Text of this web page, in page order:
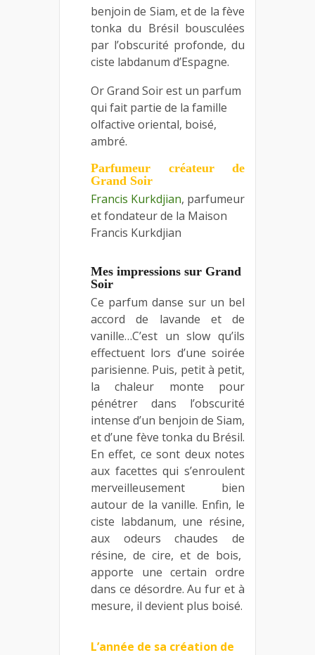
benjoin de Siam, et de la fève
tonka du Brésil bousculées
par l’obscurité profonde, du
ciste labdanum d’Espagne.
Or Grand Soir est un parfum
qui fait partie de la famille
olfactive oriental, boisé,
ambré.
Parfumeur créateur de
Grand Soir
Francis Kurkdjian, parfumeur
et fondateur de la Maison
Francis Kurkdjian
Mes impressions sur Grand
Soir
Ce parfum danse sur un bel
accord de lavande et de
vanille…C’est un slow qu’ils
effectuent lors d’une soirée
parisienne. Puis, petit à petit,
la chaleur monte pour
pénétrer dans l’obscurité
intense d’un benjoin de Siam,
et d’une fève tonka du Brésil.
En effet, ce sont deux notes
aux facettes qui s’enroulent
merveilleusement bien
autour de la vanille. Enfin, le
ciste labdanum, une résine,
aux odeurs chaudes de
résine, de cire, et de bois,
apporte une certain ordre
dans ce désordre. Au fur et à
mesure, il devient plus boisé.
L’année de sa création de